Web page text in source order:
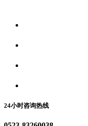
24小时咨询热线